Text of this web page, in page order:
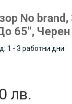
No brand,
65", Черен
1 - 3 работни дни
лв.